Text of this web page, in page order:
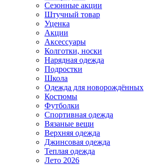
Сезонные акции
Штучный товар
Уценка
Акции
Аксессуары
Колготки, носки
Нарядная одежда
Подростки
Школа
Одежда для новорождённых
Костюмы
Футболки
Спортивная одежда
Вязаные вещи
Верхняя одежда
Джинсовая одежда
Теплая одежда
Лето 2026